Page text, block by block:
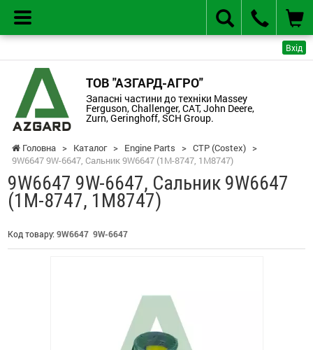
Вхід
ТОВ "АЗГАРД-АГРО"
Запасні частини до техніки Massey
Ferguson, Challenger, CAT, John Deere,
Zurn, Geringhoff, SCH Group.
Головна > Каталог > Engine Parts > CTP (Costex) >
9W6647 9W-6647, Сальник 9W6647 (1M-8747, 1M8747)
9W6647 9W-6647, Сальник 9W6647
(1M-8747, 1M8747)
Код товару: 9W6647 9W-6647